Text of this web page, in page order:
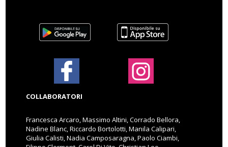
COLLABORATORI
Francesca Arcaro, Massimo Altini, Corrado Bellora,
Nadine Blanc, Riccardo Bortolotti, Manila Calipari,
Giulia Calisti, Nadia Camposaragna, Paolo Ciambi,